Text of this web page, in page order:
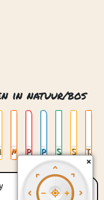
in natuur/bos
Hert in maanlicht Mechanische uil Paddenstoelen Pratende boom Sprookjesbrug Stroom Tropische bladeren
Over ons
×